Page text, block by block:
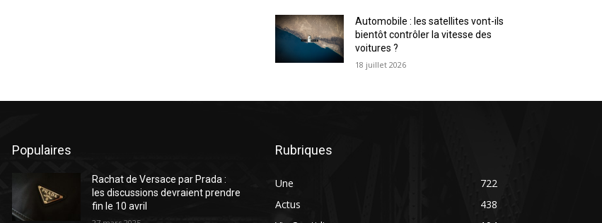
Automobile : les satellites vont-ils
bientôt contrôler la vitesse des
voitures ?
18 juillet 2026
Populaires
Rachat de Versace par Prada :
les discussions devraient prendre
fin le 10 avril
Rubriques
Une
722
Actus
438